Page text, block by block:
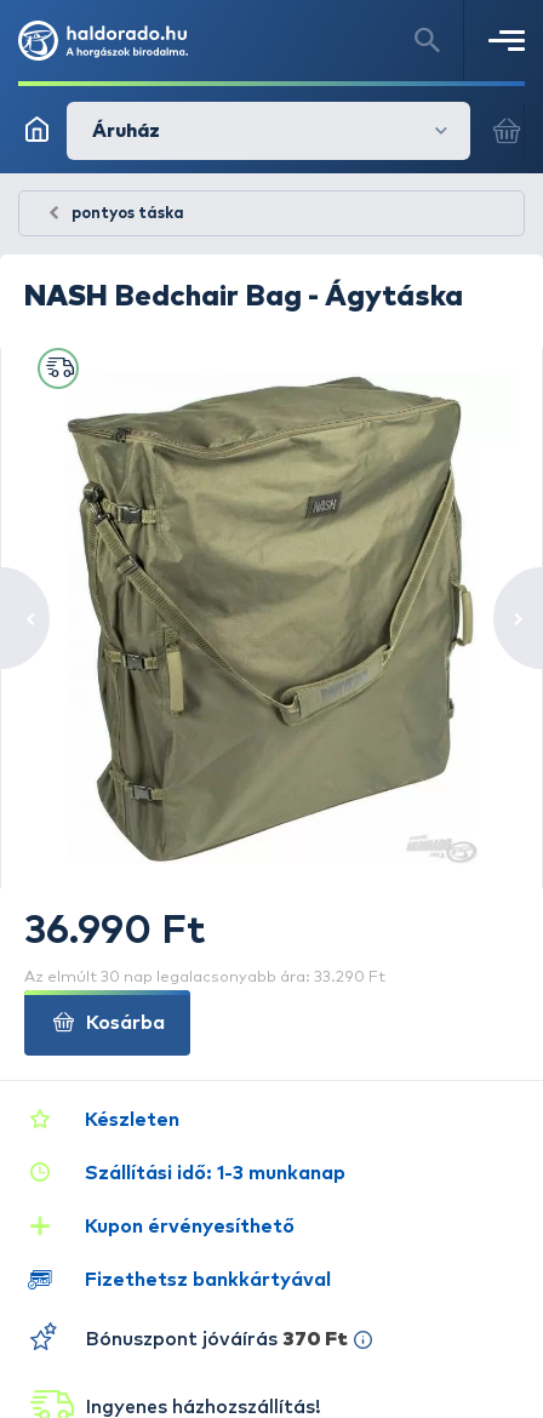
Áruház
pontyos táska
NASH Bedchair Bag - Ágytáska
Készleten
Szállítási idő: 1-3 munkanap
Kupon érvényesíthető
Fizethetsz bankkártyával
Bónuszpont jóváírás 370 Ft
Ingyenes házhozszállítás!
36.990 Ft
Az elmúlt 30 nap legalacsonyabb ára: 33.290 Ft
Kosárba